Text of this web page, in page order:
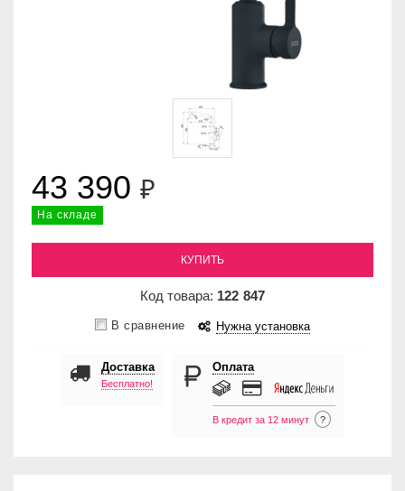
43 390 ₽
На складе
КУПИТЬ
Код товара: 122 847
В сравнение Нужна установка
Доставка
Бесплатно!
Оплата
В кредит за 12 минут ?